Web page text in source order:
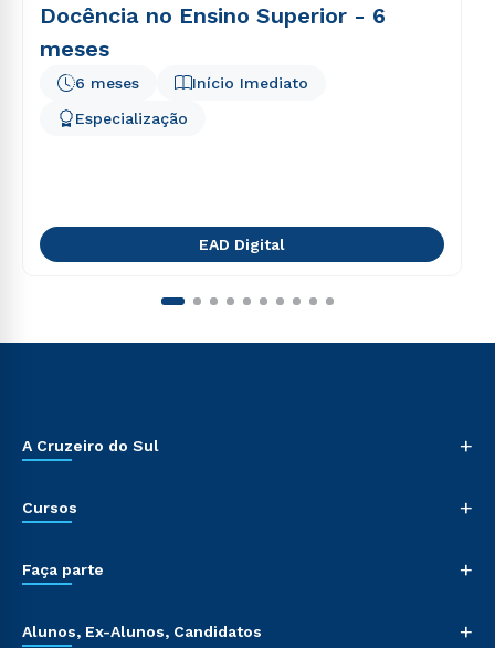
Docência no Ensino Superior - 6
meses
Início Imediato
6 meses
Especialização
EAD Digital
A Cruzeiro do Sul +
Cursos +
Faça parte +
Alunos, Ex-Alunos, Candidatos +